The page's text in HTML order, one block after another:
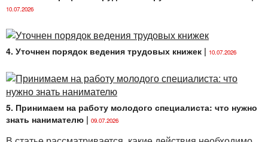
принимаются (зачисляются) лица (
№ 431):
1) имеющие общее среднее образование;
лиц для получения профессионально-технического
образования, утвержденных постановлением
Совета Министров Республики Беларусь от
29.07.2022 № 497 (далее — Постановление № 497).
В дистанционной форме получения образования
10.07.2026
4. Уточнен порядок ведения трудовых книжек | 10.07.2026
5. Принимаем на работу молодого специалиста: что нужно
знать нанимателю | 09.07.2026